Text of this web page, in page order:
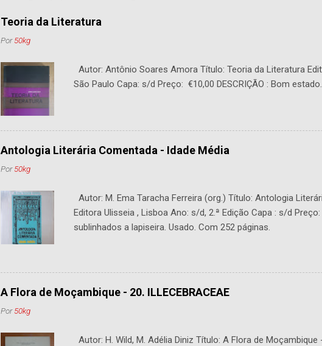
Teoria da Literatura
Por50kg
Autor: Antônio Soares Amora Título: Teoria da Literatura
São Paulo Capa: s/d Preço: €10,00 DESCRIÇÃO : Bom
Antologia Literária Comentada - Idade Média
Por50kg
Autor: M. Ema Taracha Ferreira (org.) Título: Antologia
Editora Ulisseia , Lisboa Ano: s/d, 2.ª Edição Capa : s/d
sublinhados a lapiseira. Usado. Com 252 páginas.
A Flora de Moçambique - 20. ILLECEBRACEAE
Por50kg
Autor: H. Wild, M. Adélia Diniz Título: A Flora de Moçambique